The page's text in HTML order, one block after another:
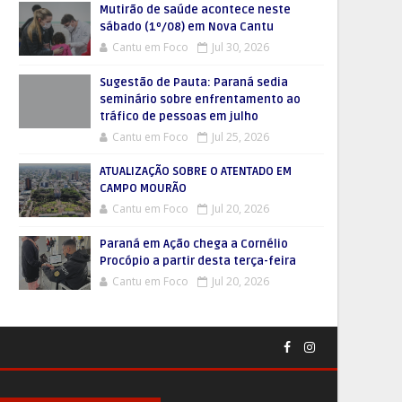
Mutirão de saúde acontece neste
sábado (1º/08) em Nova Cantu
Cantu em Foco Jul 30, 2026
Sugestão de Pauta: Paraná sedia
seminário sobre enfrentamento ao
tráfico de pessoas em julho
Cantu em Foco Jul 25, 2026
ATUALIZAÇÃO SOBRE O ATENTADO EM
CAMPO MOURÃO
Cantu em Foco Jul 20, 2026
Paraná em Ação chega a Cornélio
Procópio a partir desta terça-feira
Cantu em Foco Jul 20, 2026